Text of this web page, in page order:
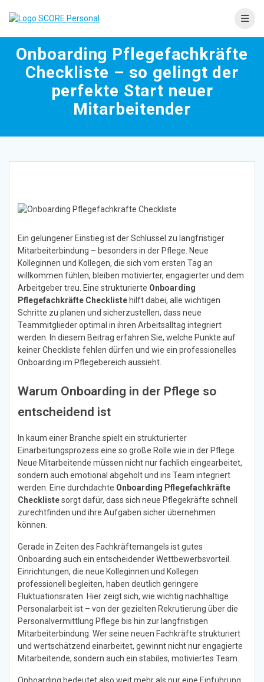
Onboarding Pflegefachkräfte
Checkliste – so gelingt der
perfekte Start neuer
Mitarbeitender
Ein gelungener Einstieg ist der Schlüssel zu langfristiger
Mitarbeiterbindung – besonders in der Pflege. Neue
Kolleginnen und Kollegen, die sich vom ersten Tag an
willkommen fühlen, bleiben motivierter, engagierter und dem
Arbeitgeber treu. Eine strukturierte Onboarding
Pflegefachkräfte Checkliste hilft dabei, alle wichtigen
Schritte zu planen und sicherzustellen, dass neue
Teammitglieder optimal in ihren Arbeitsalltag integriert
werden. In diesem Beitrag erfahren Sie, welche Punkte auf
keiner Checkliste fehlen dürfen und wie ein professionelles
Onboarding im Pflegebereich aussieht.
Warum Onboarding in der Pflege so
entscheidend ist
In kaum einer Branche spielt ein strukturierter
Einarbeitungsprozess eine so große Rolle wie in der Pflege.
Neue Mitarbeitende müssen nicht nur fachlich eingearbeitet,
sondern auch emotional abgeholt und ins Team integriert
werden. Eine durchdachte Onboarding Pflegefachkräfte
Checklistesorgt dafür, dass sich neue Pflegekräfte schnell
zurechtfinden und ihre Aufgaben sicher übernehmen
können.
Gerade in Zeiten des Fachkräftemangels ist gutes
Onboarding auch ein entscheidender Wettbewerbsvorteil.
Einrichtungen, die neue Kolleginnen und Kollegen
professionell begleiten, haben deutlich geringere
Fluktuationsraten. Hier zeigt sich, wie wichtig nachhaltige
Personalarbeit ist – von der gezielten Rekrutierung über die
Personalvermittlung Pflege bis hin zur langfristigen
Mitarbeiterbindung. Wer seine neuen Fachkräfte strukturiert
und wertschätzend einarbeitet, gewinnt nicht nur engagierte
Mitarbeitende, sondern auch ein stabiles, motiviertes Team.